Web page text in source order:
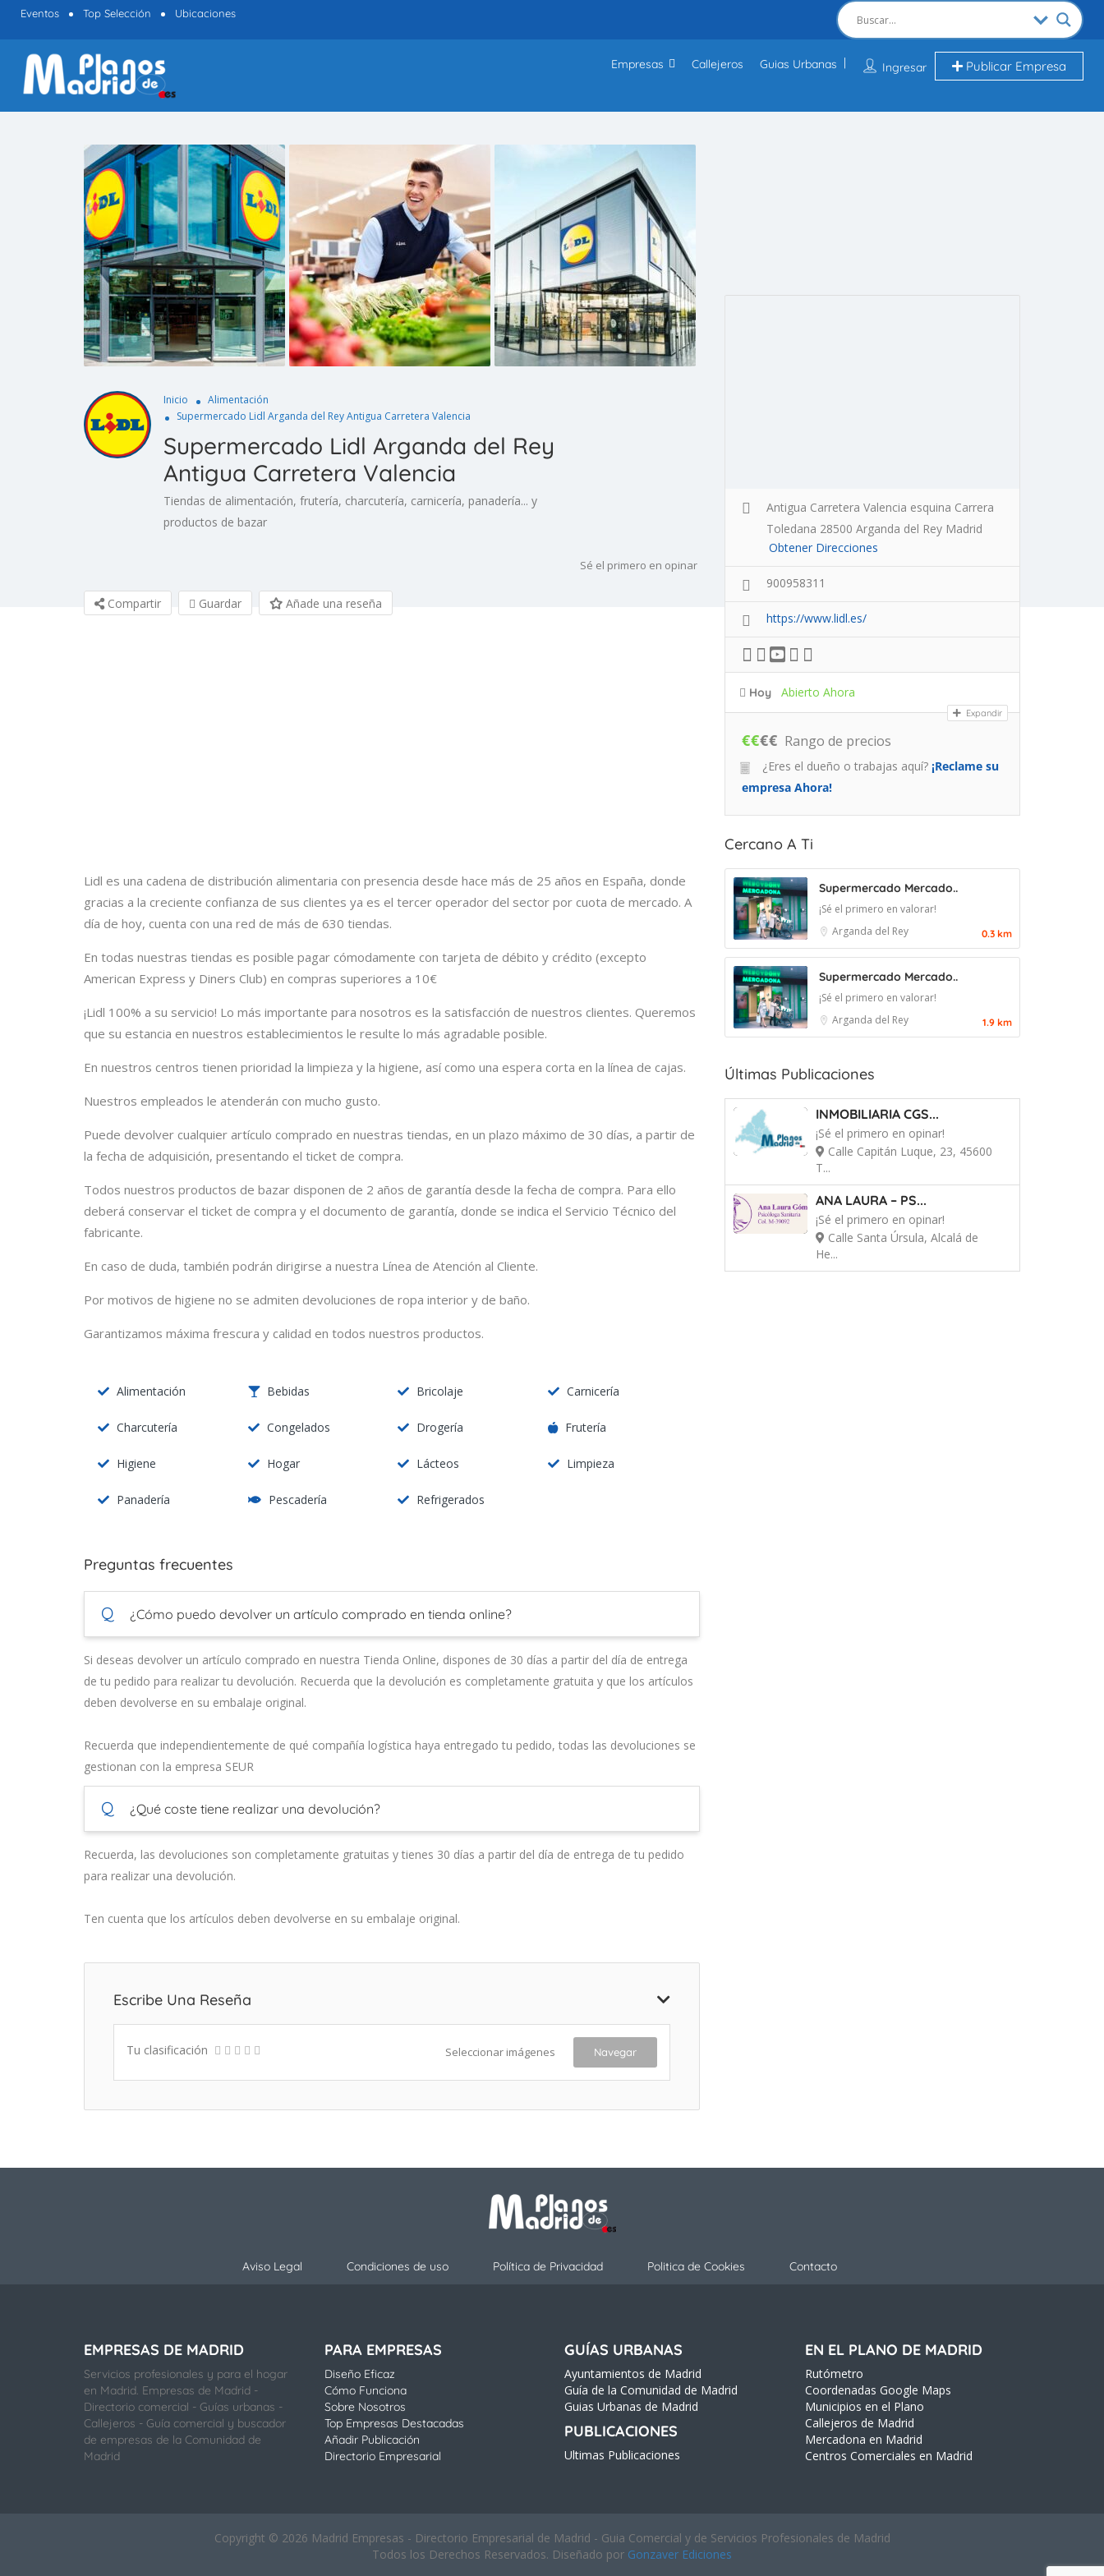
Eventos Top Selección Ubicaciones
Ingresar Publicar Empresa
Empresas Callejeros Guias Urbanas
Inicio
Alimentación
Supermercado Lidl Arganda del Rey Antigua Carretera Valencia
Supermercado Lidl Arganda del Rey
Antigua Carretera Valencia
Tiendas de alimentación, frutería, charcutería, carnicería, panadería... y
productos de bazar
Sé el primero en opinar
Compartir Guardar Añade una reseña
Lidl es una cadena de distribución alimentaria con presencia desde hace más de 25 años en España, donde
gracias a la creciente confianza de sus clientes ya es el tercer operador del sector por cuota de mercado. A
día de hoy, cuenta con una red de más de 630 tiendas.
En todas nuestras tiendas es posible pagar cómodamente con tarjeta de débito y crédito (excepto
American Express y Diners Club) en compras superiores a 10€
¡Lidl 100% a su servicio! Lo más importante para nosotros es la satisfacción de nuestros clientes. Queremos
que su estancia en nuestros establecimientos le resulte lo más agradable posible.
En nuestros centros tienen prioridad la limpieza y la higiene, así como una espera corta en la línea de cajas.
Nuestros empleados le atenderán con mucho gusto.
Puede devolver cualquier artículo comprado en nuestras tiendas, en un plazo máximo de 30 días, a partir de
la fecha de adquisición, presentando el ticket de compra.
Todos nuestros productos de bazar disponen de 2 años de garantía desde la fecha de compra. Para ello
deberá conservar el ticket de compra y el documento de garantía, donde se indica el Servicio Técnico del
fabricante.
En caso de duda, también podrán dirigirse a nuestra Línea de Atención al Cliente.
Por motivos de higiene no se admiten devoluciones de ropa interior y de baño.
Garantizamos máxima frescura y calidad en todos nuestros productos.
Alimentación Bebidas Bricolaje Carnicería
Charcutería Congelados Drogería Frutería
Higiene Hogar Lácteos Limpieza
Panadería Pescadería Refrigerados
Preguntas frecuentes
Q ¿Cómo puedo devolver un artículo comprado en tienda online?
Si deseas devolver un artículo comprado en nuestra Tienda Online, dispones de 30 días a partir del día de entrega
de tu pedido para realizar tu devolución. Recuerda que la devolución es completamente gratuita y que los artículos
deben devolverse en su embalaje original.
Recuerda que independientemente de qué compañía logística haya entregado tu pedido, todas las devoluciones se
gestionan con la empresa SEUR
Q ¿Qué coste tiene realizar una devolución?
Recuerda, las devoluciones son completamente gratuitas y tienes 30 días a partir del día de entrega de tu pedido
para realizar una devolución.
Ten cuenta que los artículos deben devolverse en su embalaje original.
Escribe Una Reseña
Tu clasificación Seleccionar imágenes Navegar
Antigua Carretera Valencia esquina Carrera
Toledana 28500 Arganda del Rey Madrid
Obtener Direcciones
900958311
https://www.lidl.es/
Hoy Abierto Ahora
Expandir
€€€€ Rango de precios
¿Eres el dueño o trabajas aquí? ¡Reclame su
empresa Ahora!
Cercano A Ti
Supermercado Mercado..
¡Sé el primero en valorar!
Arganda del Rey
0.3 km
Supermercado Mercado..
¡Sé el primero en valorar!
Arganda del Rey
1.9 km
Últimas Publicaciones
INMOBILIARIA CGS...
¡Sé el primero en opinar!
Calle Capitán Luque, 23, 45600
T...
ANA LAURA – PS...
¡Sé el primero en opinar!
Calle Santa Úrsula, Alcalá de
He...
Aviso Legal Condiciones de uso Política de Privacidad Politica de Cookies Contacto
EMPRESAS DE MADRID
Servicios profesionales y para el hogar
en Madrid. Empresas de Madrid -
Directorio comercial - Guías urbanas -
Callejeros - Guía comercial y buscador
de empresas de la Comunidad de
Madrid
PARA EMPRESAS
Diseño Eficaz
Cómo Funciona
Sobre Nosotros
Top Empresas Destacadas
Añadir Publicación
Directorio Empresarial
GUÍAS URBANAS
Ayuntamientos de Madrid
Guía de la Comunidad de Madrid
Guias Urbanas de Madrid
PUBLICACIONES
Ultimas Publicaciones
EN EL PLANO DE MADRID
Rutómetro
Coordenadas Google Maps
Municipios en el Plano
Callejeros de Madrid
Mercadona en Madrid
Centros Comerciales en Madrid
Copyright © 2026 Madrid Empresas - Directorio Empresarial de Madrid - Guia Comercial y de Servicios Profesionales de Madrid
Todos los Derechos Reservados. Diseñado por Gonzaver Ediciones